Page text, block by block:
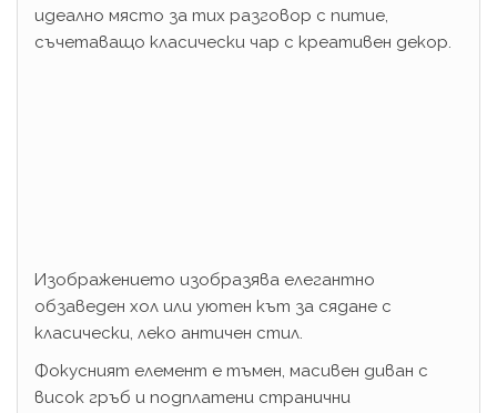
идеално място за тих разговор с питие,
съчетаващо класически чар с креативен декор.
Изображението изобразява елегантно
обзаведен хол или уютен кът за сядане с
класически, леко античен стил.
Фокусният елемент е тъмен, масивен диван с
висок гръб и подплатени странични